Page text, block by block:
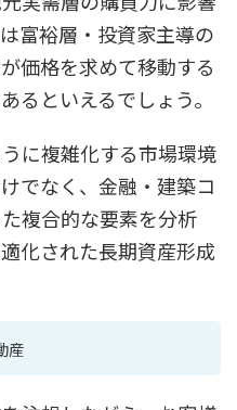
富裕層・投資家主導の
価格を求めて移動する
るといえるでしょう。
に複雑化する市場環境
でなく、金融・建築コ
複合的な要素を分析
化された長期資産形成
産